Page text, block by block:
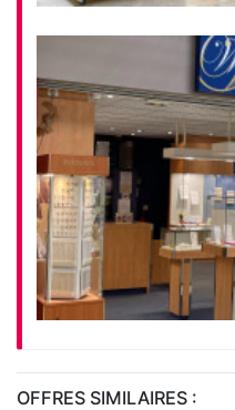
OFFRES SIMILAIRES :